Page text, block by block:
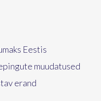
Eestis
muudatused
erand